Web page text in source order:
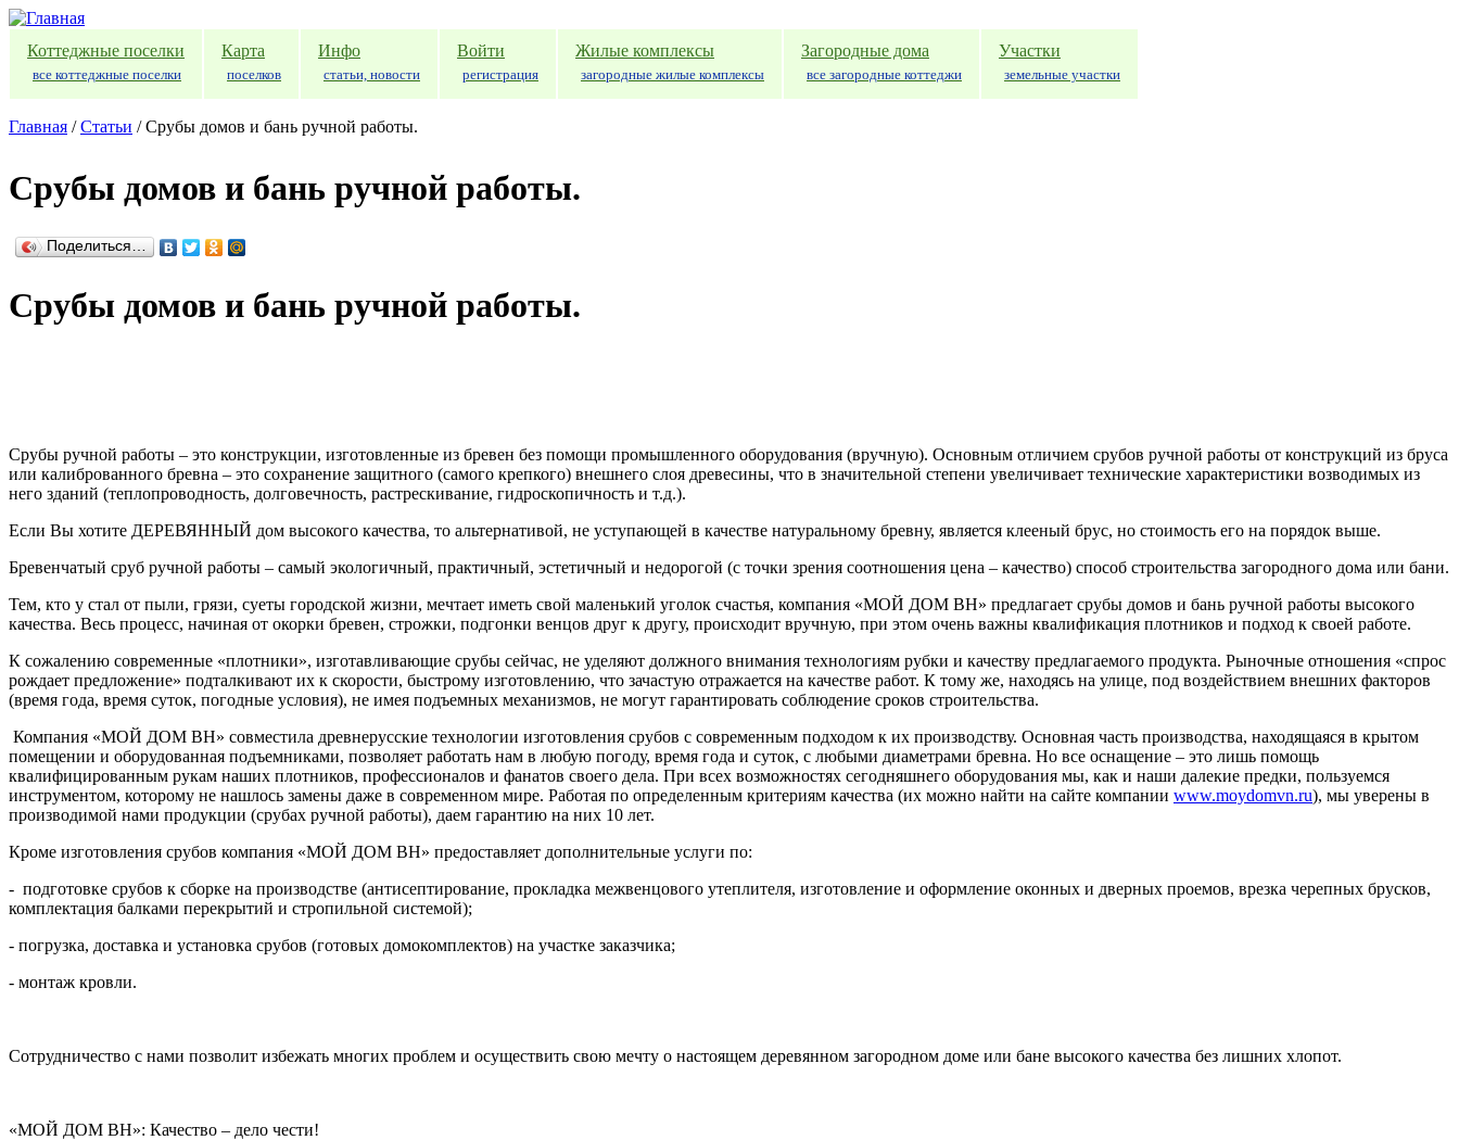
Перейти к основному содержанию
Коттеджные поселки
все коттеджные поселки
Карта
поселков
Инфо
статьи, новости
Войти
регистрация
Жилые комплексы
загородные жилые комплексы
Загородные дома
все загородные коттеджи
Участки
земельные участки
Главная / Статьи /Срубы домов и бань ручной работы.
Срубы домов и бань ручной работы.
Поделиться…
Срубы домов и бань ручной работы.
Срубы ручной работы – это конструкции, изготовленные из бревен без помощи промышленного оборудования (вручную). Основным отличием срубов ручной работы от конструкций из бруса
или калиброванного бревна – это сохранение защитного (самого крепкого) внешнего слоя древесины, что в значительной степени увеличивает технические характеристики возводимых из
него зданий (теплопроводность, долговечность, растрескивание, гидроскопичность и т.д.).
Если Вы хотите ДЕРЕВЯННЫЙ дом высокого качества, то альтернативой, не уступающей в качестве натуральному бревну, является клееный брус, но стоимость его на порядок выше.
Бревенчатый сруб ручной работы – самый экологичный, практичный, эстетичный и недорогой (с точки зрения соотношения цена – качество) способ строительства загородного дома или бани.
Тем, кто у стал от пыли, грязи, суеты городской жизни, мечтает иметь свой маленький уголок счастья, компания «МОЙ ДОМ ВН» предлагает срубы домов и бань ручной работы высокого
качества. Весь процесс, начиная от окорки бревен, строжки, подгонки венцов друг к другу, происходит вручную, при этом очень важны квалификация плотников и подход к своей работе.
К сожалению современные «плотники», изготавливающие срубы сейчас, не уделяют должного внимания технологиям рубки и качеству предлагаемого продукта. Рыночные отношения «спрос
рождает предложение» подталкивают их к скорости, быстрому изготовлению, что зачастую отражается на качестве работ. К тому же, находясь на улице, под воздействием внешних факторов
(время года, время суток, погодные условия), не имея подъемных механизмов, не могут гарантировать соблюдение сроков строительства.
Компания «МОЙ ДОМ ВН» совместила древнерусские технологии изготовления срубов с современным подходом к их производству. Основная часть производства, находящаяся в крытом
помещении и оборудованная подъемниками, позволяет работать нам в любую погоду, время года и суток, с любыми диаметрами бревна. Но все оснащение – это лишь помощь
квалифицированным рукам наших плотников, профессионалов и фанатов своего дела. При всех возможностях сегодняшнего оборудования мы, как и наши далекие предки, пользуемся
инструментом, которому не нашлось замены даже в современном мире. Работая по определенным критериям качества (их можно найти на сайте компании www.moydomvn.ru), мы уверены в
производимой нами продукции (срубах ручной работы), даем гарантию на них 10 лет.
Кроме изготовления срубов компания «МОЙ ДОМ ВН» предоставляет дополнительные услуги по:
- подготовке срубов к сборке на производстве (антисептирование, прокладка межвенцового утеплителя, изготовление и оформление оконных и дверных проемов, врезка черепных брусков,
комплектация балками перекрытий и стропильной системой);
- погрузка, доставка и установка срубов (готовых домокомплектов) на участке заказчика;
- монтаж кровли.
Сотрудничество с нами позволит избежать многих проблем и осуществить свою мечту о настоящем деревянном загородном доме или бане высокого качества без лишних хлопот.
«МОЙ ДОМ ВН»: Качество – дело чести!